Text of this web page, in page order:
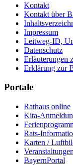
Kontakt
Kontakt über
Impressum
Leitweg-ID,
Datenschutz
Erläuterungen
Erklärung zur
Portale
Rathaus online
Kita-
Rats-
Karten /
Veranstaltungen
BayernPortal